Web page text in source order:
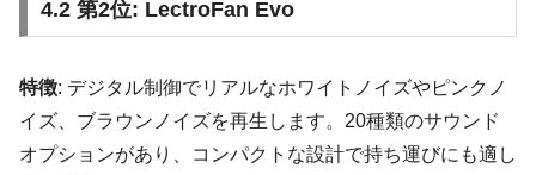
4.2 第2位: LectroFan Evo
特徴: デジタル制御でリアルなホワイトノイズやピンクノ
イズ、ブラウンノイズを再生します。20種類のサウンド
オプションがあり、コンパクトな設計で持ち運びにも適し